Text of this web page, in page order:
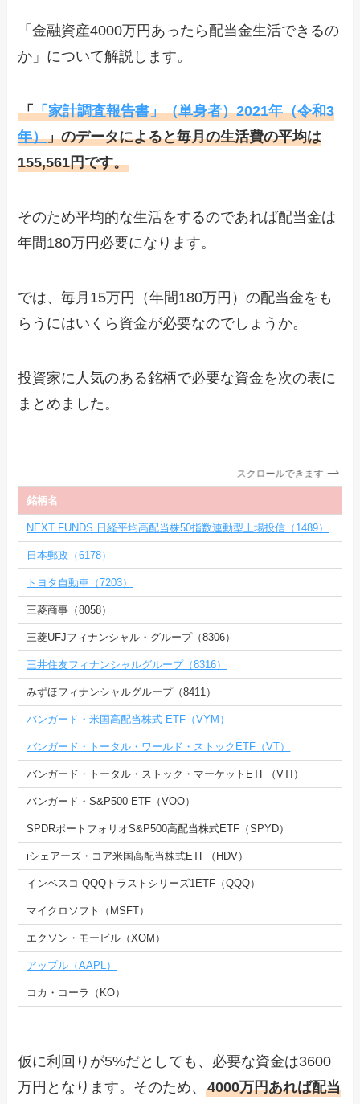
「金融資産4000万円あったら配当金生活できるの
か」について解説します。
「「家計調査報告書」（単身者）2021年（令和3
年）」のデータによると毎月の生活費の平均は
155,561円です。
そのため平均的な生活をするのであれば配当金は
年間180万円必要になります。
では、毎月15万円（年間180万円）の配当金をも
らうにはいくら資金が必要なのでしょうか。
投資家に人気のある銘柄で必要な資金を次の表に
まとめました。
スクロールできます
銘柄名
NEXT FUNDS 日経平均高配当株50指数連動型上場投信（1489）
日本郵政（6178）
トヨタ自動車（7203）
三菱商事（8058）
三菱UFJフィナンシャル・グループ（8306）
三井住友フィナンシャルグループ（8316）
みずほフィナンシャルグループ（8411）
バンガード・米国高配当株式 ETF（VYM）
バンガード・トータル・ワールド・ストックETF（VT）
バンガード・トータル・ストック・マーケットETF（VTI）
バンガード・S&P500 ETF（VOO）
SPDRポートフォリオS&P500高配当株式ETF（SPYD）
iシェアーズ・コア米国高配当株式ETF（HDV）
インベスコ QQQトラストシリーズ1ETF（QQQ）
マイクロソフト（MSFT）
エクソン・モービル（XOM）
アップル（AAPL）
コカ・コーラ（KO）
仮に利回りが5%だとしても、必要な資金は3600
万円となります。そのため、4000万円あれば配当